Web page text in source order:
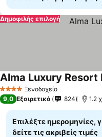
Δημοφιλής επιλογή
4 ΑστέριαΞενοδοχείο
Alma Luxury Resort
9,0 Εξαιρετικό 824 1.2
Επιλέξτε ημερομηνίες,
δείτε τις ακριβείς τιμές